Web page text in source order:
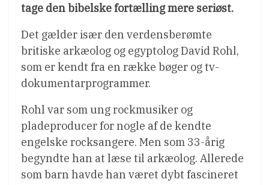
tage den bibelske fortælling mere seriøst.
Det gælder især den verdensberømte
britiske arkæolog og egyptolog David Rohl,
som er kendt fra en række bøger og tv-
dokumentarprogrammer.
Rohl var som ung rockmusiker og
pladeproducer for nogle af de kendte
engelske rocksangere. Men som 33-årig
begyndte han at læse til arkæolog. Allerede
som barn havde han været dybt fascineret